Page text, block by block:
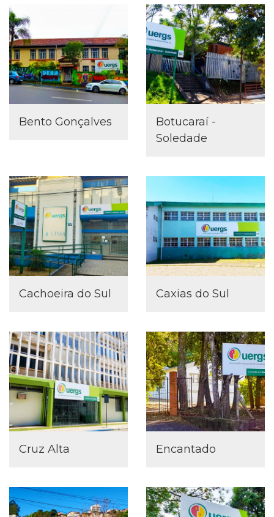
Bento Gonçalves
Botucaraí -
Soledade
Cachoeira do Sul Caxias do Sul
Cruz Alta Encantado